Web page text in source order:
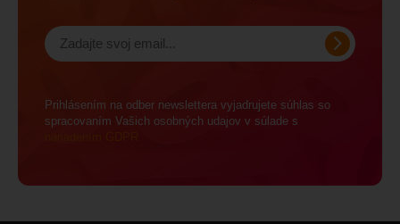
Prihlásením na odber newslettera vyjadrujete súhlas so
spracovaním Vašich osobných udajov v súlade s